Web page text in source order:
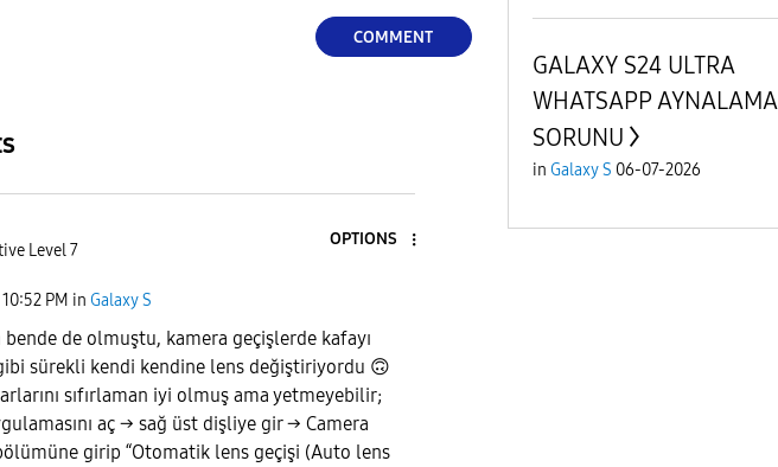
i
COMMENT
Level 7
OPTIONS
10:52 PM in Galaxy S
bende de olmuştu, kamera geçişlerde kafayı
sürekli kendi kendine lens değiştiriyordu 🙃
sıfırlaman iyi olmuş ama yetmeyebilir;
aç → sağ üst dişliye gir → Camera
girip “Otomatik lens geçişi (Auto lens
GALAXY S24 ULTRA
WHATSAPP AYNALAMA
SORUNU
in Galaxy S 06-07-2026